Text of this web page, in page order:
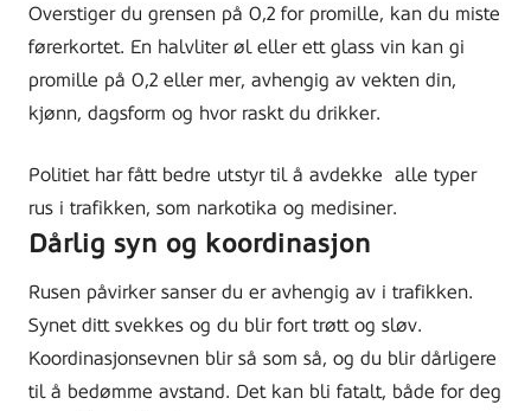
Overstiger du grensen på 0,2 for promille, kan du miste
førerkortet. En halvliter øl eller ett glass vin kan gi
promille på 0,2 eller mer, avhengig av vekten din,
kjønn, dagsform og hvor raskt du drikker.
Politiet har fått bedre utstyr til å avdekke alle typer
rus i trafikken, som narkotika og medisiner.
Dårlig syn og koordinasjon
Rusen påvirker sanser du er avhengig av i trafikken.
Synet ditt svekkes og du blir fort trøtt og sløv.
Koordinasjonsevnen blir så som så, og du blir dårligere
til å bedømme avstand. Det kan bli fatalt, både for deg